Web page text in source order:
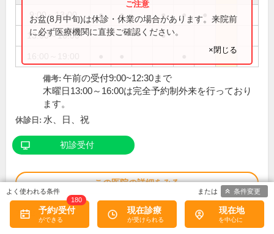
9:00～13:00 ● ● ● ●
13:00～16:00 ●
お盆(8月中旬)は休診・休業の場合があります。来院前
に必ず医療機関に直接ご確認ください。
×閉じる
備考: 午前の受付9:00~12:30まで
木曜日13:00～16:00は完全予約制外来を行っており
ます。
休診日: 水、日、祝
初診受付
この医院の詳細をみる
アクセス数※
予約/受付
180
現在診療 現在地
条件変更